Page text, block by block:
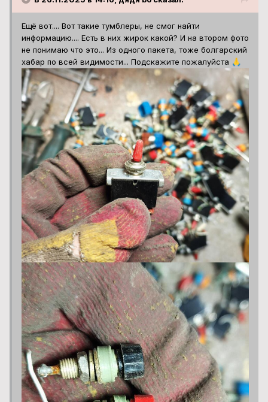
Ещё вот.... Вот такие тумблеры, не смог найти
информацию.... Есть в них жирок какой? И на втором фото
не понимаю что это... Из одного пакета, тоже болгарский
хабар по всей видимости... Подскажите пожалуйста 🙏